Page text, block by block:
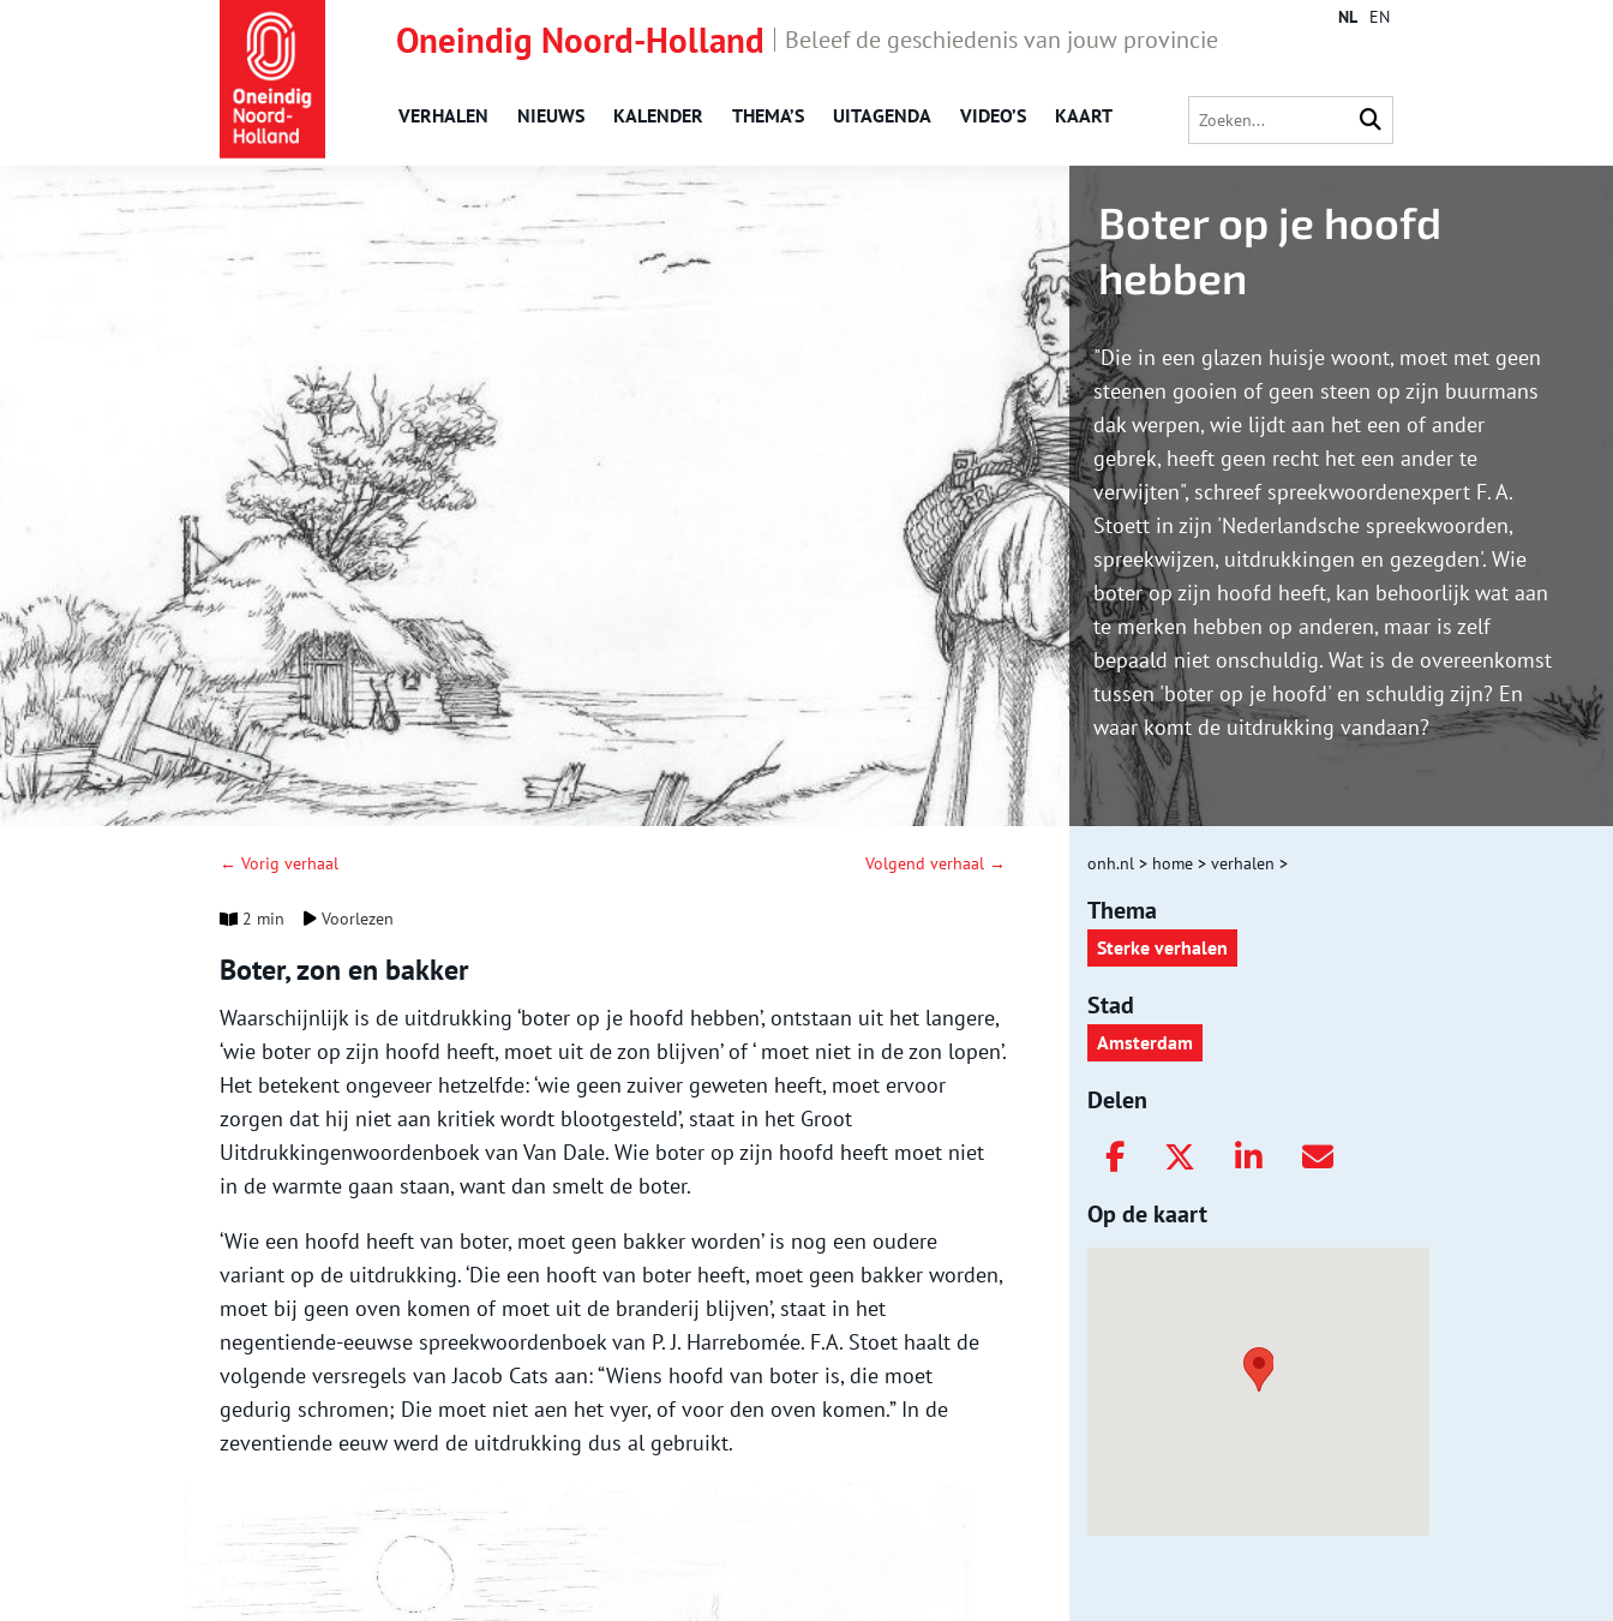
Oneindig Noord-Holland Beleef de geschiedenis van jouw provincie
VERHALEN NIEUWS KALENDER THEMA’S UITAGENDA VIDEO’S KAART
NL EN
Boter op je hoofd
hebben
"Die in een glazen huisje woont, moet met geen
steenen gooien of geen steen op zijn buurmans
dak werpen, wie lijdt aan het een of ander
gebrek, heeft geen recht het een ander te
verwijten", schreef spreekwoordenexpert F. A.
Stoett in zijn 'Nederlandsche spreekwoorden,
spreekwijzen, uitdrukkingen en gezegden'. Wie
boter op zijn hoofd heeft, kan behoorlijk wat aan
te merken hebben op anderen, maar is zelf
bepaald niet onschuldig. Wat is de overeenkomst
tussen 'boter op je hoofd' en schuldig zijn? En
waar komt de uitdrukking vandaan?
← Vorig verhaal Volgend verhaal →
2 min Voorlezen
Boter, zon en bakker
Waarschijnlijk is de uitdrukking ‘boter op je hoofd hebben’, ontstaan uit het langere,
‘wie boter op zijn hoofd heeft, moet uit de zon blijven’ of ‘ moet niet in de zon lopen’.
Het betekent ongeveer hetzelfde: ‘wie geen zuiver geweten heeft, moet ervoor
zorgen dat hij niet aan kritiek wordt blootgesteld’, staat in het Groot
Uitdrukkingenwoordenboek van Van Dale. Wie boter op zijn hoofd heeft moet niet
in de warmte gaan staan, want dan smelt de boter.
‘Wie een hoofd heeft van boter, moet geen bakker worden’ is nog een oudere
variant op de uitdrukking. ‘Die een hooft van boter heeft, moet geen bakker worden,
moet bij geen oven komen of moet uit de branderij blijven’, staat in het
negentiende-eeuwse spreekwoordenboek van P. J. Harrebomée. F.A. Stoet haalt de
volgende versregels van Jacob Cats aan: “Wiens hoofd van boter is, die moet
gedurig schromen; Die moet niet aen het vyer, of voor den oven komen.” In de
zeventiende eeuw werd de uitdrukking dus al gebruikt.
onh.nl > home > verhalen >
Thema
Sterke verhalen
Stad
Amsterdam
Delen
Op de kaart